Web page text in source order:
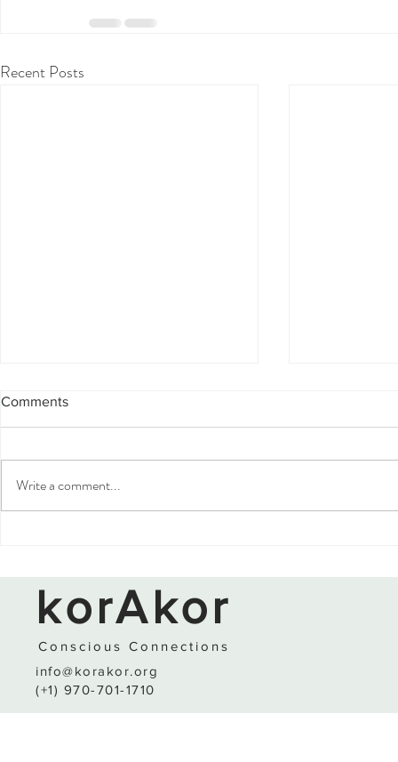
Recent Posts
J’aime entrer dans des cafés de village
"Si le temps
Comments
Write a comment...
korAkor
Conscio us Co nnections
info@korakor.org
(+1) 970-701-1710